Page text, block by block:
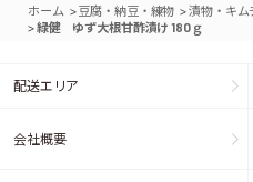
ホーム >豆腐・納豆・練物 >漬物・キム
>緑健 ゆず大根甘酢漬け 180ｇ
配送エリア
会社概要